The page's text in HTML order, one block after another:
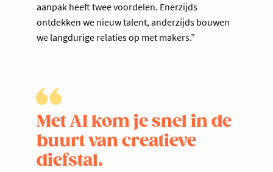
aanpak heeft twee voordelen. Enerzijds
ontdekken we nieuw talent, anderzijds bouwen
we langdurige relaties op met makers.”
Met AI kom je snel in de
buurt van creatieve
diefstal.